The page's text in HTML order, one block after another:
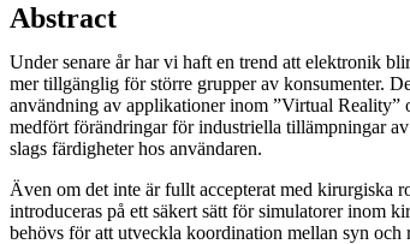
Abstract
Under senare år har vi haft en trend att elektronik
mer tillgänglig för större grupper av konsumenter.
användning av applikationer inom ”Virtual Reality”
medfört förändringar för industriella tillämpningar
slags färdigheter hos användaren.
Även om det inte är fullt accepterat med kirurgiska
introduceras på ett säkert sätt för simulatorer inom
behövs för att utveckla koordination mellan syn och